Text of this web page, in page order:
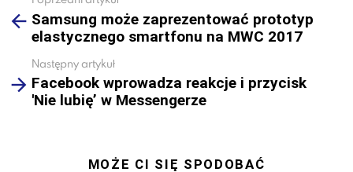
moreSamsung może zaprezentować prototyp
elastycznego smartfonu na MWC 2017
Następny artykuł
Facebook wprowadza reakcje i przycisk
'Nie lubię’ w Messengerze
MOŻE CI SIĘ SPODOBAĆ